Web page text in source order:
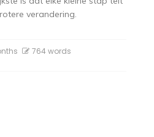
verandering.
764 words